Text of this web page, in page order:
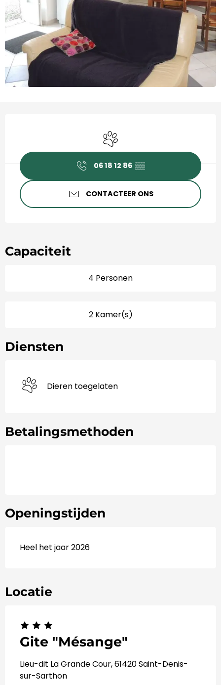
Dieren toegelaten
06 18 12 86 ▒▒
CONTACTEER ONS
Capaciteit
4 Personen
2 Kamer(s)
Diensten
Dieren toegelaten
Betalingsmethoden
Openingstijden
Heel het jaar 2026
Locatie
Gite "Mésange"
Lieu-dit La Grande Cour, 61420 Saint-Denis-
sur-Sarthon